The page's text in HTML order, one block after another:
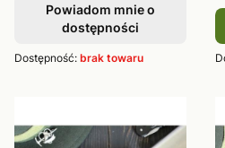
Powiadom mnie o
dostępności
Dostępność: brak towaru